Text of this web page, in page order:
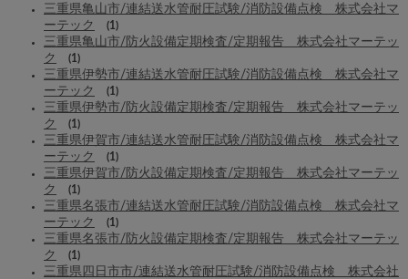
三重県亀山市/連結送水管耐圧試験/消防設備点検 株式会社マ
ーテック
(1)
三重県亀山市/防火設備定期検査/定期報告 株式会社マーテッ
ク
(1)
三重県伊勢市/連結送水管耐圧試験/消防設備点検 株式会社マ
ーテック
(1)
三重県伊勢市/防火設備定期検査/定期報告 株式会社マーテッ
ク
(1)
三重県伊賀市/連結送水管耐圧試験/消防設備点検 株式会社マ
ーテック
(1)
三重県伊賀市/防火設備定期検査/定期報告 株式会社マーテッ
ク
(1)
三重県名張市/連結送水管耐圧試験/消防設備点検 株式会社マ
ーテック
(1)
三重県名張市/防火設備定期検査/定期報告 株式会社マーテッ
ク
(1)
三重県四日市市/連結送水管耐圧試験/消防設備点検 株式会社